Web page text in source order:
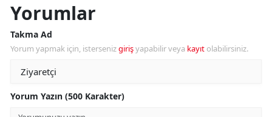
Yorumlar
Takma Ad
Yorum yapmak için, istersenizgirişyapabilir veya kayıt olabilirsiniz.
Yorum Yazın (500 Karakter)